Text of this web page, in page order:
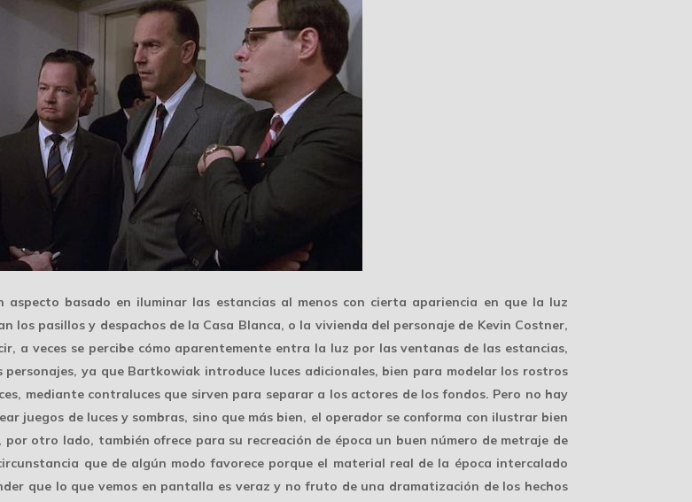
aspecto basado en iluminar las estanciasal menos con cierta apariencia en que la luz
los pasillos y despachos de la Casa Blanca, o la vivienda del personaje de Kevin Costner,
a veces se percibe cómo aparentemente entra la luz por las ventanas de las estancias,
personajes, ya que Bartkowiak introduce luces adicionales, bien para modelar los rostros
mediante contraluces que sirven para separar a los actores de los fondos. Pero no hay
juegos de luces y sombras, sino que más bien, el operador se conforma con ilustrar bien
por otro lado, también ofrece para su recreación de época un buen número de metraje de
que de algún modo favorece porque el material real de la época intercalado
que lo que vemos en pantalla es veraz y no fruto de una dramatización de los hechos